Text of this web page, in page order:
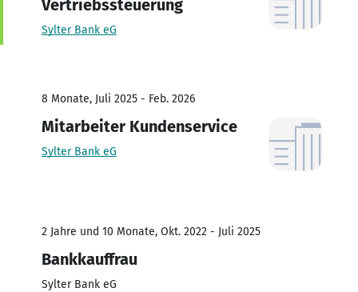
Vertriebssteuerung
Sylter Bank eG
8 Monate, Juli 2025 - Feb. 2026
Mitarbeiter Kundenservice
Sylter Bank eG
2 Jahre und 10 Monate, Okt. 2022 - Juli 2025
Bankkauffrau
Sylter Bank eG